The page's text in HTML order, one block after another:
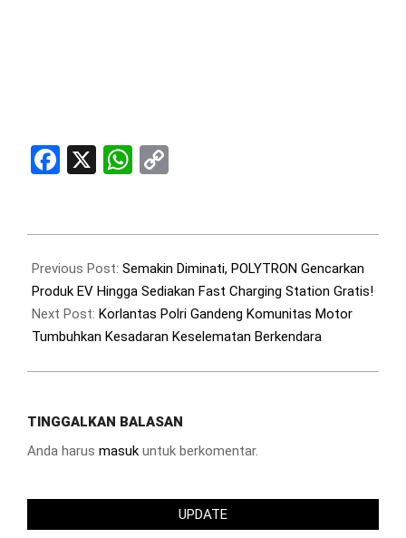
Facebook
X WhatsApp
11-
17
Previous Post: Semakin Diminati, POLYTRON Gencarkan
Produk EV Hingga Sediakan Fast Charging Station Gratis!
Next Post: Korlantas Polri Gandeng Komunitas Motor
Tumbuhkan Kesadaran Keselematan Berkendara
TINGGALKAN BALASAN
Anda harus masuk untuk berkomentar.
UPDATE